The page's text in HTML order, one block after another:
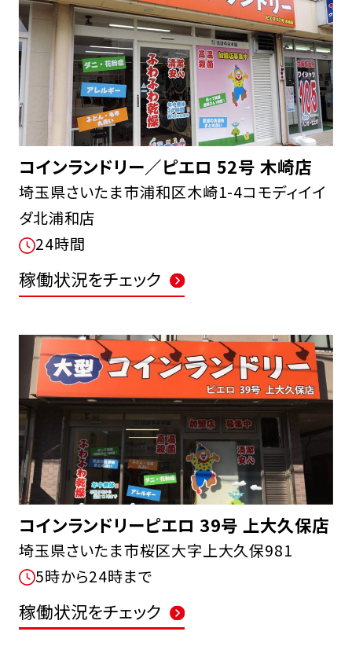
コインランドリー／ピエロ 52号 木崎店
埼玉県さいたま市浦和区木崎1-4コモディイイ
ダ北浦和店
24時間
稼働状況をチェック
コインランドリーピエロ 39号 上大久保店
埼玉県さいたま市桜区大字上大久保981
5時から24時まで
稼働状況をチェック